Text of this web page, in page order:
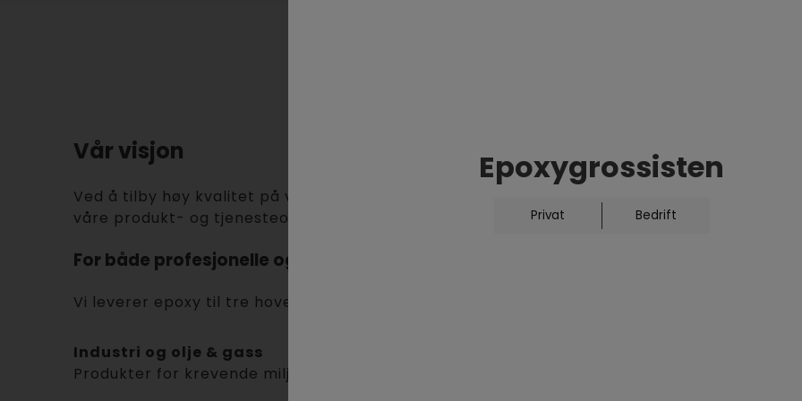
Epoxygrossisten
Privat Bedrift
Vår visjon
Ved å tilby høy kvalitet på våre tjenester, høy servicegrad og kvalitetsprodukter skal vi
våre produkt- og tjenesteområder.
For både profesjonelle og gjør-det-selv-kunder
Vi leverer epoxy til tre hovedområder:
Industri og olje & gass
Produkter for krevende miljøer der slitestyrke, kjemikalieresistens og holdbarhet er